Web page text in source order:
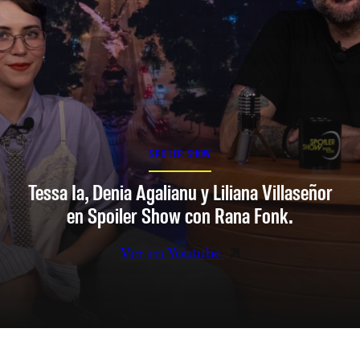
SPOILER SHOW
Tessa Ia, Denia Agalianu y Liliana Villaseñor
en Spoiler Show con Rana Fonk.
Ver en Youtube